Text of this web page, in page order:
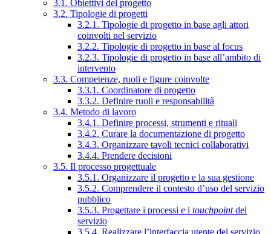
3.1. Obiettivi del progetto
3.2. Tipologie di progetti
3.2.1. Tipologie di progetto in base agli attori
coinvolti nel servizio
3.2.2. Tipologie di progetto in base al focus
3.2.3. Tipologie di progetto in base all’ambito di
intervento
3.3. Competenze, ruoli e figure coinvolte
3.3.1. Coordinatore di progetto
3.3.2. Definire ruoli e responsabilità
3.4. Metodo di lavoro
3.4.1. Definire processi, strumenti e rituali
3.4.2. Curare la documentazione di progetto
3.4.3. Organizzare tavoli tecnici collaborativi
3.4.4. Prendere decisioni
3.5. Il processo progettuale
3.5.1. Organizzare il progetto e la sua gestione
3.5.2. Comprendere il contesto d’uso del servizio
pubblico
3.5.3. Progettare i processi e i touchpointdel
servizio
3.5.4. Realizzare l’interfaccia utente del servizio